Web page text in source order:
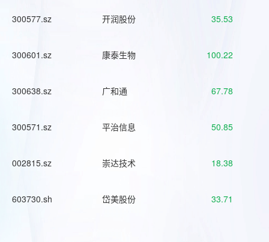
300577.sz 开润股份 35.53
300601.sz 康泰生物 100.22
300638.sz 广和通 67.78
300571.sz 平治信息 50.85
002815.sz 崇达技术 18.38
603730.sh 岱美股份 33.71